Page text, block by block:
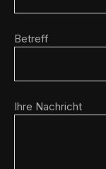
Betreff
Ihre Nachricht